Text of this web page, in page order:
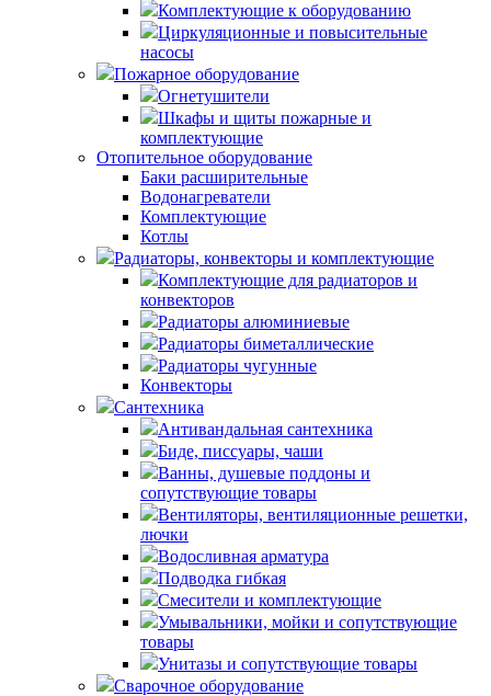
Комплектующие к оборудованию
Циркуляционные и повысительные
насосы
Пожарное оборудование
Огнетушители
Шкафы и щиты пожарные и
комплектующие
Отопительное оборудование
Баки расширительные
Водонагреватели
Комплектующие
Котлы
Радиаторы, конвекторы и комплектующие
Комплектующие для радиаторов и
конвекторов
Радиаторы алюминиевые
Радиаторы биметаллические
Радиаторы чугунные
Конвекторы
Сантехника
Антивандальная сантехника
Биде, писсуары, чаши
Ванны, душевые поддоны и
сопутствующие товары
Вентиляторы, вентиляционные решетки,
лючки
Водосливная арматура
Подводка гибкая
Смесители и комплектующие
Умывальники, мойки и сопутствующие
товары
Унитазы и сопутствующие товары
Сварочное оборудование